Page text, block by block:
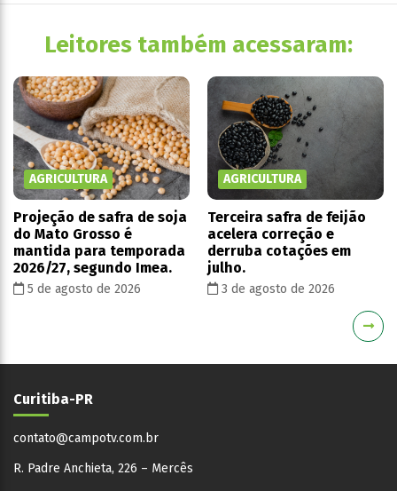
Leitores também acessaram:
AGRICULTURA
Projeção de safra de soja
do Mato Grosso é
mantida para temporada
2026/27, segundo Imea.
5 de agosto de 2026
AGRICULTURA
Terceira safra de feijão
acelera correção e
derruba cotações em
julho.
3 de agosto de 2026
Curitiba-PR
contato@campotv.com.br
R. Padre Anchieta, 226 – Mercês